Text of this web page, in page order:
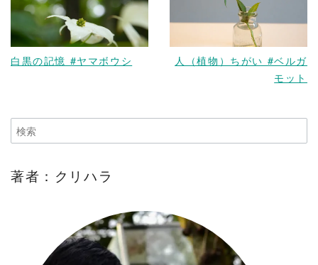
READ MORE
白黒の記憶 #ヤマボウシ
READ MORE
人（植物）ちがい #ベルガ
モット
著者：クリハラ